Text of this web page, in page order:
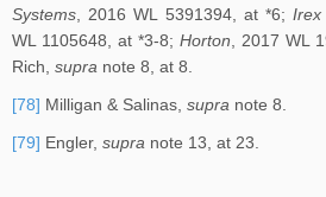
Systems, 2016 WL 5391394, at *6;Irex
WL 1105648, at *3-8; Horton, 2017 WL
Rich, supra note 8, at 8.
[78] Milligan & Salinas, supra note 8.
[79] Engler, supra note 13, at 23.